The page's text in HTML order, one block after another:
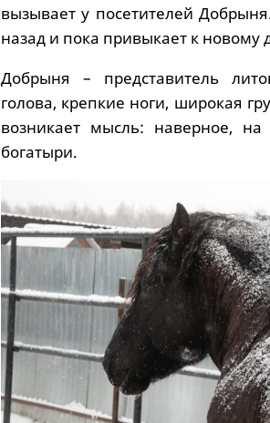
вызывает у посетителей
назад и пока привыкает к новому
Добрыня – представитель
голова, крепкие ноги, широкая
возникает мысль: наверное,
богатыри.